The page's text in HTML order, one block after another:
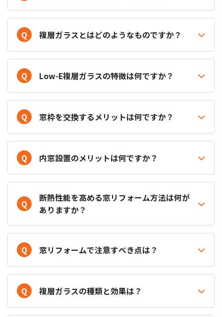
Q 複層ガラスとはどのようなものですか？
Q Low-E複層ガラスの特徴は何ですか？
Q 窓枠を交換するメリットは何ですか？
Q 内窓設置のメリットは何ですか？
Q
断熱性能を高める窓リフォーム方法は何が
ありますか？
Q 窓リフォームで注意すべき点は？
Q 複層ガラスの種類と効果は？